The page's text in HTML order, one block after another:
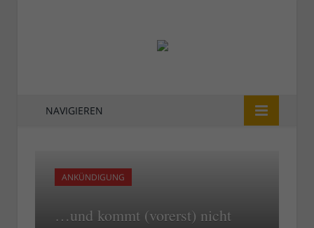
NAVIGIEREN
ANKÜNDIGUNG
…und kommt (vorerst) nicht